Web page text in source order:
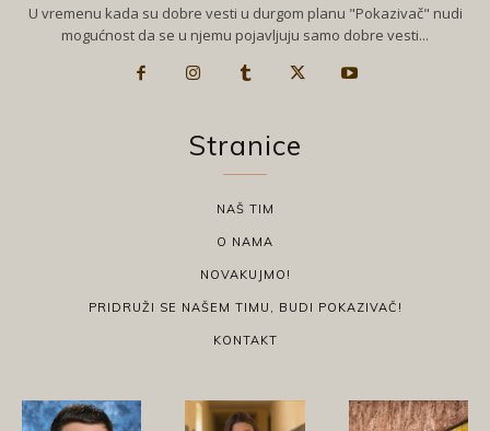
U vremenu kada su dobre vesti u durgom planu "Pokazivač" nudi
mogućnost da se u njemu pojavljuju samo dobre vesti...
Stranice
NAŠ TIM
O NAMA
NOVAKUJMO!
PRIDRUŽI SE NAŠEM TIMU, BUDI POKAZIVAČ!
KONTAKT